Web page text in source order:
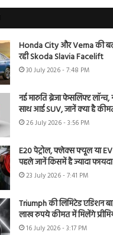
Honda City और Verna की
रही Skoda Slavia Facelift
30 July 2026 - 7:48 PM
नई मारुति ब्रेजा फेसलिफ्ट
साथ आई SUV, जानें क्या है
26 July 2026 - 3:56 PM
E20 पेट्रोल, फ्लेक्स फ्यूल या
पहले जानें किसमें है ज्यादा फायदा
23 July 2026 - 7:41 PM
Triumph की लिमिटेड एडिशन
लाख रुपये कीमत में मिलेंगे
16 July 2026 - 3:17 PM